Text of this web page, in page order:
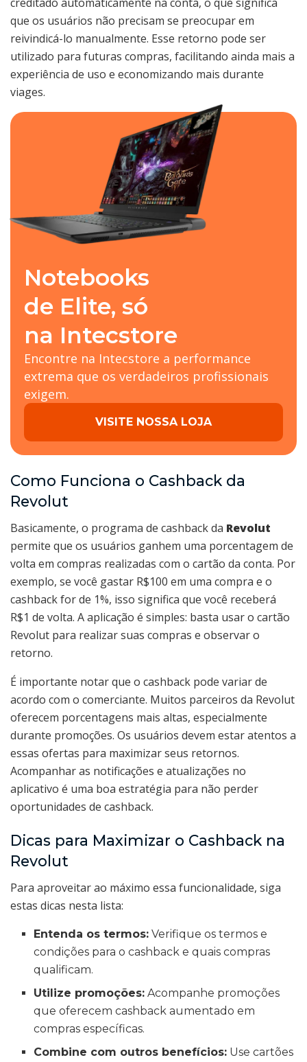
que os usuários não precisam se preocupar em
reivindicá-lo manualmente. Esse retorno pode ser
utilizado para futuras compras, facilitando ainda mais a
experiência de uso e economizando mais durante
viages.
Notebooks
de Elite, só
na Intecstore
Encontre na Intecstore a performance
extrema que os verdadeiros profissionais
exigem.
VISITE NOSSA LOJA
Como Funciona o Cashback da
Revolut
Basicamente, o programa de cashback da Revolut
permite que os usuários ganhem uma porcentagem de
volta em compras realizadas com o cartão da conta. Por
exemplo, se você gastar R$100 em uma compra e o
cashback for de 1%, isso significa que você receberá
R$1 de volta. A aplicação é simples: basta usar o cartão
Revolut para realizar suas compras e observar o
retorno.
É importante notar que o cashback pode variar de
acordo com o comerciante. Muitos parceiros da Revolut
oferecem porcentagens mais altas, especialmente
durante promoções. Os usuários devem estar atentos a
essas ofertas para maximizar seus retornos.
Acompanhar as notificações e atualizações no
aplicativo é uma boa estratégia para não perder
oportunidades de cashback.
Dicas para Maximizar o Cashback na
Revolut
Para aproveitar ao máximo essa funcionalidade, siga
estas dicas nesta lista:
Entenda os termos: Verifique os termos e
condições para o cashback e quais compras
qualificam.
Utilize promoções: Acompanhe promoções
que oferecem cashback aumentado em
compras específicas.
Combine com outros benefícios: Use cartões